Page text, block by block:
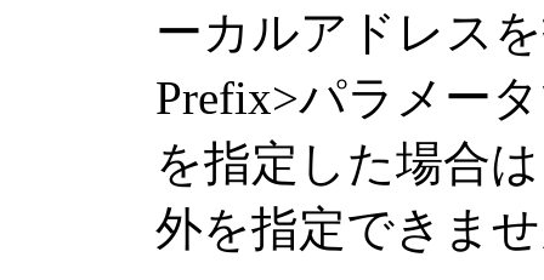
ーカルアドレス
Prefix>パラメー
を指定した場合
外を指定できま